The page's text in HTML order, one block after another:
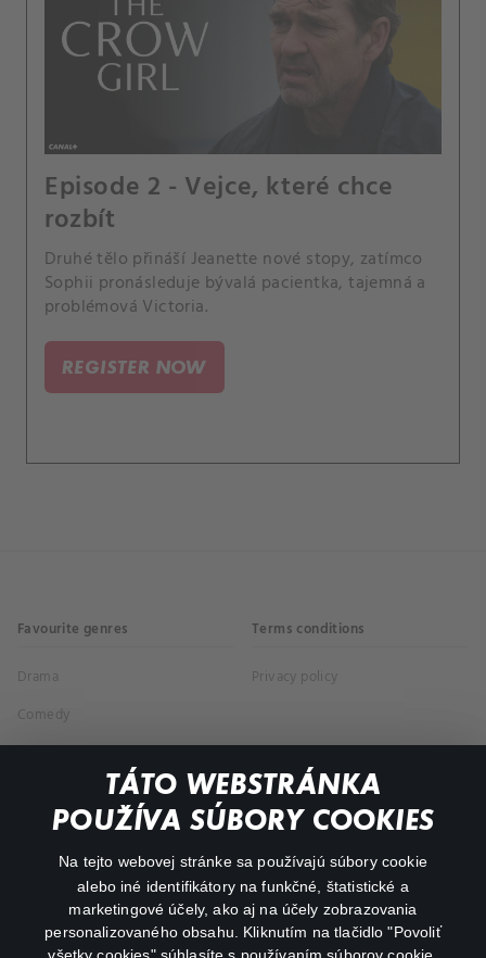
TÁTO WEBSTRÁNKA
POUŽÍVA SÚBORY COOKIES
Na tejto webovej stránke sa používajú súbory cookie
alebo iné identifikátory na funkčné, štatistické a
marketingové účely, ako aj na účely zobrazovania
personalizovaného obsahu. Kliknutím na tlačidlo "Povoliť
Episode 2 - Vejce, které chce
rozbít
Druhé tělo přináší Jeanette nové stopy, zatímco
Sophii pronásleduje bývalá pacientka, tajemná a
problémová Victoria.
REGISTER NOW
Favourite genres
Drama
Comedy
Documentaries
Terms conditions
Privacy policy
My profile
Important links